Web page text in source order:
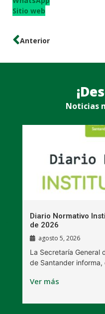
Sitio web
Anterior
Noticias
Diario Normativo
de 2026
agosto 5, 2026
La Secretaría General
de Santander informa,
Ver más